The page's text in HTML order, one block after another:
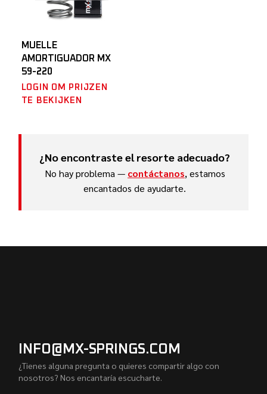
MUELLE
AMORTIGUADOR MX
59-220
LOGIN OM PRIJZEN
TE BEKIJKEN
¿No encontraste el resorte adecuado?
No hay problema — contáctanos, estamos
encantados de ayudarte.
INFO@MX-SPRINGS.COM
¿Tienes alguna pregunta o quieres compartir algo con
nosotros? Nos encantaría escucharte.